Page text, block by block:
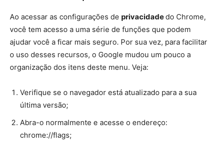
em computadores e celulares, possuindo grandes
recursos que facilitam o dia a dia de quem está sempre
na internet, e o Google está constantemente atualizando
o seu browser para adicionar novas funções e aprimorar
a sua segurança.
Nesta semana, o Chrome chegou a suaversão 83, que
conta com algumas novidades bem interessantes, mas
que não estão vindo ativadas por padrão. A seguir, veja
como habilitar as principais novidades do Google Chrome